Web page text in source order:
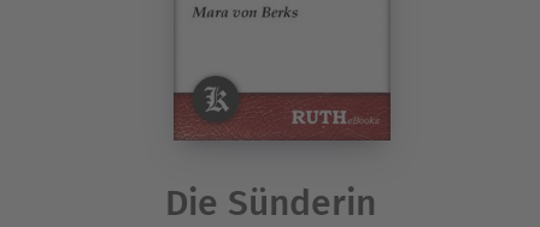
Die Sünderin